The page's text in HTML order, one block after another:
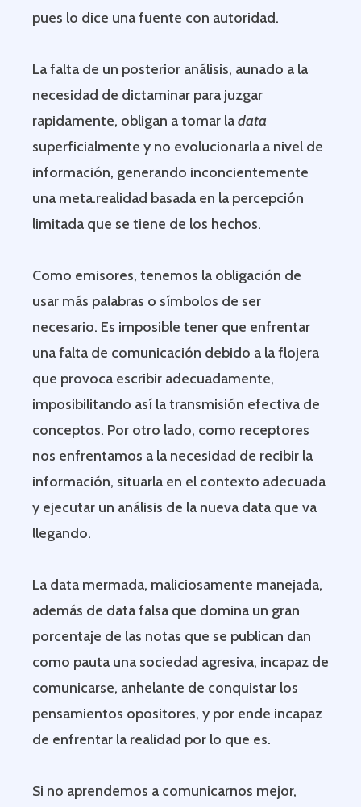
pues lo dice una fuente con autoridad.
La falta de un posterior análisis, aunado a la
necesidad de dictaminar para juzgar
rapidamente, obligan a tomar ladata
superficialmente y no evolucionarla a nivel de
información, generando inconcientemente
una meta.realidad basada en la percepción
limitada que se tiene de los hechos.
Como emisores, tenemos la obligación de
usar más palabras o símbolos de ser
necesario. Es imposible tener que enfrentar
una falta de comunicación debido a la flojera
que provoca escribir adecuadamente,
imposibilitando así la transmisión efectiva de
conceptos. Por otro lado, como receptores
nos enfrentamos a la necesidad de recibir la
información, situarla en el contexto adecuada
y ejecutar un análisis de la nueva data que va
llegando.
La data mermada, maliciosamente manejada,
además de data falsa que domina un gran
porcentaje de las notas que se publican dan
como pauta una sociedad agresiva, incapaz de
comunicarse, anhelante de conquistar los
pensamientos opositores, y por ende incapaz
de enfrentar la realidad por lo que es.
Si no aprendemos a comunicarnos mejor,